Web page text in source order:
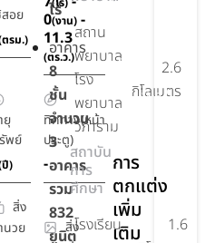
สอย
รม.)
0(งาน) -
11.3
(ตร.ว.)
ยุ
พย์
)
ทิศทาง(หน้า
ประตู)
-
สิ่ง
นวย
สิ่ง
ไร่
อาคาร
8
ชั้น
จำนวน
3
อาคาร
รวม
832
ยูนิต
สถาน
พยาบาล
โรง
พยาบาล
วิภาราม
2.6
กิโลเมตร
สถาบัน
การ
ศึกษา
โรงเรียน
1.6
โดยสาร
Shuttle
service
การ
ตกแต่ง
เพิ่ม
เติม